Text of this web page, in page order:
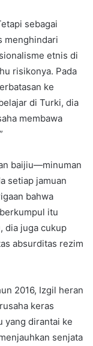
sebagai
menghindari
etnis di
risikonya. Pada
ke
di Turki, dia
membawa
baijiu—minuman
setiap jamuan
bahwa
itu
dia juga cukup
absurditas rezim
2016, Izgil heran
keras
yang dirantai ke
senjata